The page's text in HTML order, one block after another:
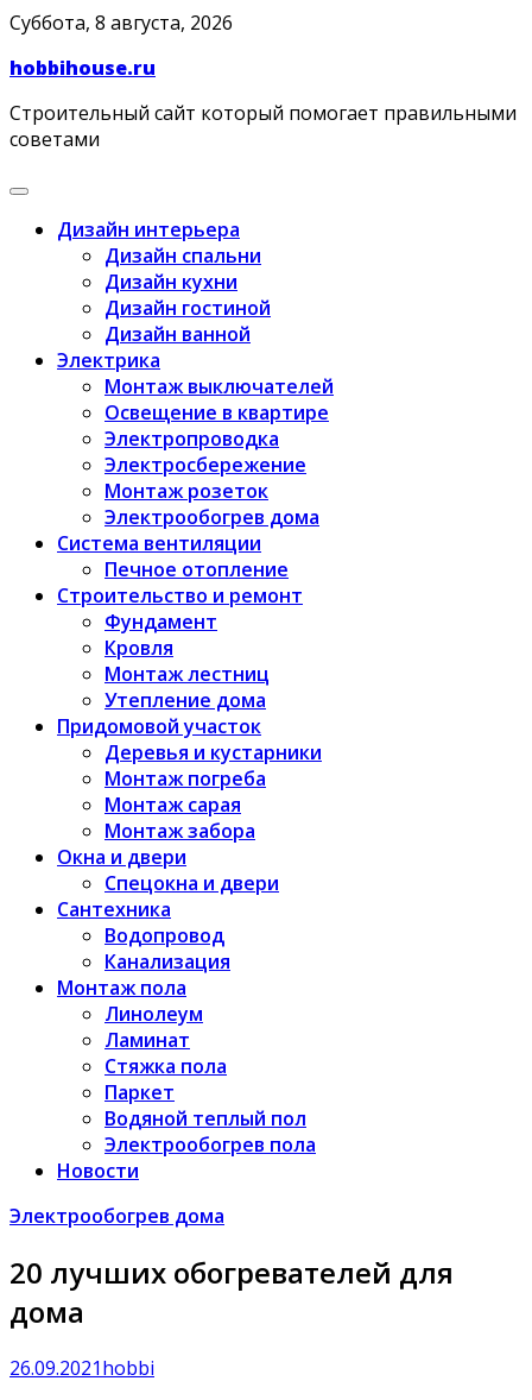
Skip
content
Суббота, 8 августа, 2026
hobbihouse.ru
Строительный сайт который помогает правильными
советами
Дизайн интерьера
Дизайн спальни
Дизайн кухни
Дизайн гостиной
Дизайн ванной
Электрика
Монтаж выключателей
Освещение в квартире
Электропроводка
Электросбережение
Монтаж розеток
Электрообогрев дома
Система вентиляции
Печное отопление
Строительство и ремонт
Фундамент
Кровля
Монтаж лестниц
Утепление дома
Придомовой участок
Деревья и кустарники
Монтаж погреба
Монтаж сарая
Монтаж забора
Окна и двери
Спецокна и двери
Сантехника
Водопровод
Канализация
Монтаж пола
Линолеум
Ламинат
Стяжка пола
Паркет
Водяной теплый пол
Электрообогрев пола
Новости
Электрообогрев дома
20 лучших обогревателей для
дома
26.09.2021hobbi